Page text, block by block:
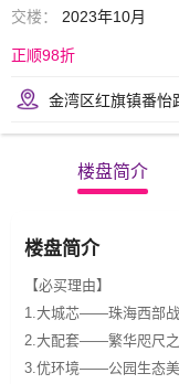
交楼：
2023年10月
正顺98折
金湾区红旗镇番怡
楼盘简介
楼盘简介
【必买理由】
1.大城芯——珠海西部
2.大配套——繁华咫尺
3.优环境——公园生态